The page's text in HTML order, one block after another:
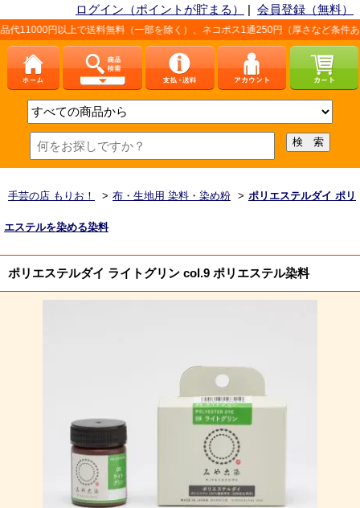
ログイン（ポイントが貯まる） | 会員登録（無料）
送料無料（一部を除く）、ネコポス1通250円（厚さなど条件あり）。詳しくは
手芸の店 もりお！ > 布・生地用 染料・染め粉 > ポリエステルダイ ポリ
エステルを染める染料
ポリエステルダイ ライトグリン col.9 ポリエステル染料